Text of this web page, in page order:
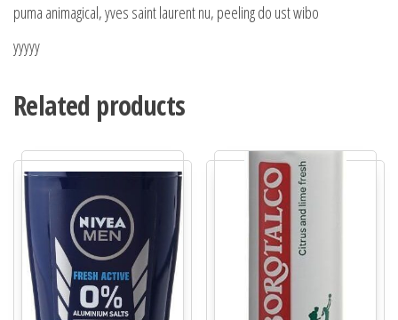
puma animagical, yves saint laurent nu, peeling do ust wibo
yyyyy
Related products